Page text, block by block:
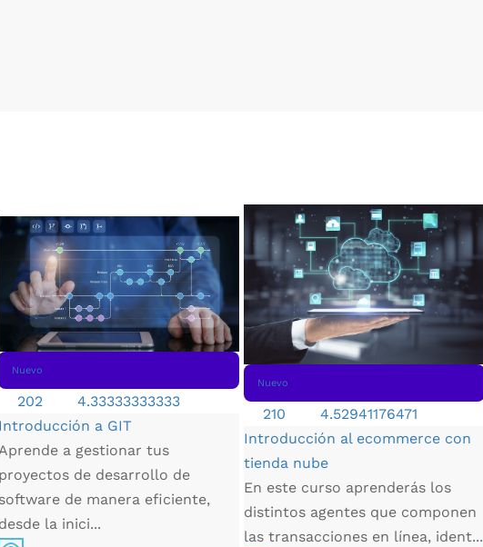
Nuevo
202
4.33333333333
Introducción a GIT
a gestionar tus
proyectos de desarrollo de
software de manera eficiente,
desde la inici...
Nuevo
210
4.52941176471
Introducción al ecommerce con
tienda nube
En este curso aprenderás los
distintos agentes que componen
las transacciones en línea, ident...